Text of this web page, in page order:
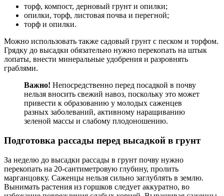
торф, компост, дерновый грунт и опилки;
опилки, торф, листовая почва и перегной;
торф и опилки.
Можно использовать также садовый грунт с песком и торфом.
Грядку до высадки обязательно нужно перекопать на штык
лопаты, внести минеральные удобрения и разровнять
граблями.
Важно! Непосредственно перед посадкой в почву
нельзя вносить свежий навоз, поскольку это может
привести к образованию у молодых саженцев
разных заболеваний, активному наращиванию
зеленой массы и слабому плодоношению.
Подготовка рассады перед высадкой в грунт
За неделю до высадки рассады в грунт почву нужно
перекопать на 20-сантиметровую глубину, пролить
марганцовку. Саженцы нельзя сильно заглублять в землю.
Вынимать растения из горшков следует аккуратно, во